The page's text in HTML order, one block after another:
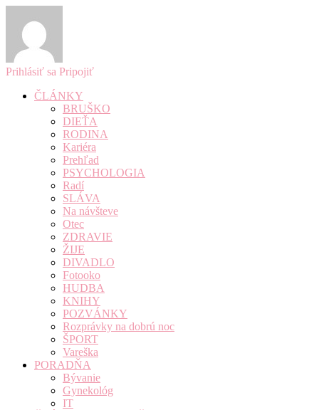
Prihlásiť sa Pripojiť
ČLÁNKY
BRUŠKO
DIEŤA
RODINA
Kariéra
Prehľad
PSYCHOLOGIA
Radí
SLÁVA
Na návšteve
Otec
ZDRAVIE
ŽIJE
DIVADLO
Fotooko
HUDBA
KNIHY
POZVÁNKY
Rozprávky na dobrú noc
ŠPORT
Vareška
PORADŇA
Bývanie
Gynekológ
IT